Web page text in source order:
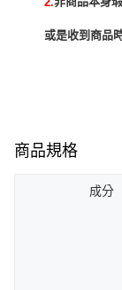
或是收到商品
商品規格
成分